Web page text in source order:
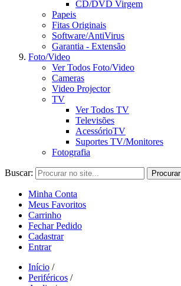
CD/DVD Virgem
Papeis
Fitas Originais
Software/AntiVirus
Garantia - Extensão
Foto/Video
Ver Todos Foto/Video
Cameras
Video Projector
TV
Ver Todos TV
Televisões
AcessórioTV
Suportes TV/Monitores
Fotografia
Buscar: Procurar
Minha Conta
Meus Favoritos
Carrinho
Fechar Pedido
Cadastrar
Entrar
Início /
Periféricos /